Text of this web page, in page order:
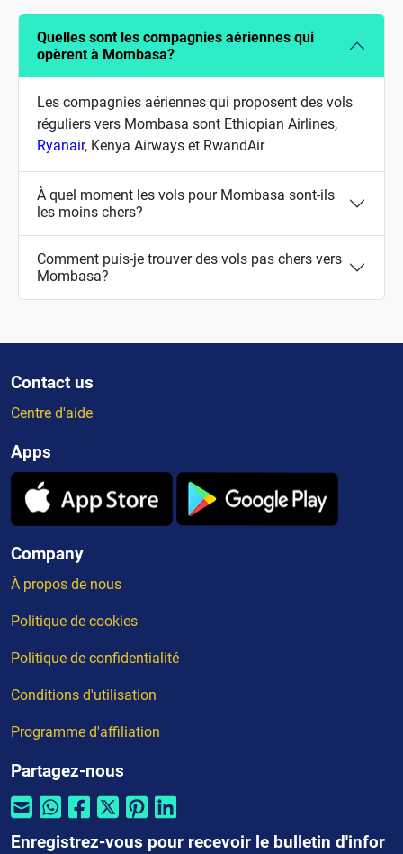
Quelles sont les compagnies aériennes qui
opèrent à Mombasa?
Les compagnies aériennes qui proposent des vols
réguliers vers Mombasa sont Ethiopian Airlines,
Ryanair, Kenya Airways et RwandAir
À quel moment les vols pour Mombasa sont-ils
les moins chers?
Comment puis-je trouver des vols pas chers vers
Mombasa?
Contact us
Centre d'aide
Apps
Company
À propos de nous
Politique de cookies
Politique de confidentialité
Conditions d'utilisation
Programme d'affiliation
Partagez-nous
Enregistrez-vous pour recevoir le bulletin d'infor